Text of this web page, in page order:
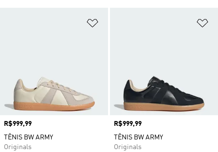
Preço
R$999,99
TÊNIS BW ARMY
Originals
Preço
R$999,99
TÊNIS BW ARMY
Originals